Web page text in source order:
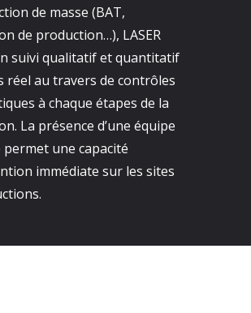
de masse (BAT,
de production…), LASER
suivi qualitatif et quantitatif
réel au travers de contrôles
à chaque étapes de la
La présence d’une équipe
permet une capacité
immédiate sur les sites